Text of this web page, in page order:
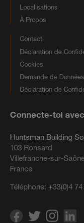
Localisations
À Propos
Contact
Déclaration de
Cookies
Demande de Données
Déclaration de
Connecte-toi
Huntsman Building
103 Ronsard
Villefranche-sur-
France
Téléphone: +33(0)4